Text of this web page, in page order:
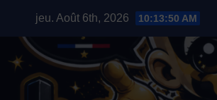
content
jeu. Août 6th, 2026 10:13:52 AM